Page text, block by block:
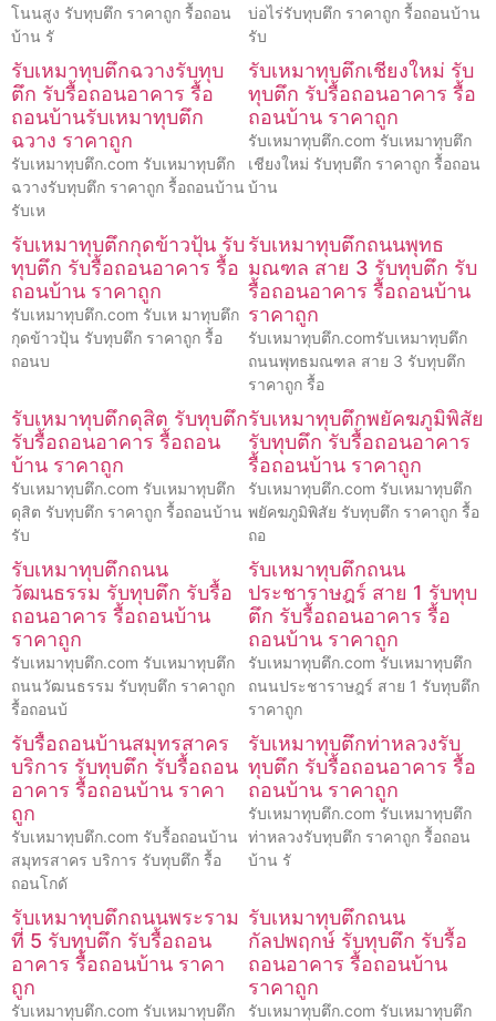
โนนสูง รับทุบตึก ราคาถูก รื้อถอน
บ้าน รั
บ่อไร่รับทุบตึก ราคาถูก รื้อถอนบ้าน
รับ
รับเหมาทุบตึกฉวางรับทุบ
ตึก รับรื้อถอนอาคาร รื้อ
ถอนบ้านรับเหมาทุบตึก
ฉวาง ราคาถูก
รับเหมาทุบตึก.com รับเหมาทุบตึก
ฉวางรับทุบตึก ราคาถูก รื้อถอนบ้าน
รับเห
รับเหมาทุบตึกเชียงใหม่ รับ
ทุบตึก รับรื้อถอนอาคาร รื้อ
ถอนบ้าน ราคาถูก
รับเหมาทุบตึก.com รับเหมาทุบตึก
เชียงใหม่ รับทุบตึก ราคาถูก รื้อถอน
บ้าน
รับเหมาทุบตึกกุดข้าวปุ้น รับ
ทุบตึก รับรื้อถอนอาคาร รื้อ
ถอนบ้าน ราคาถูก
รับเหมาทุบตึก.com รับเห มาทุบตึก
กุดข้าวปุ้น รับทุบตึก ราคาถูก รื้อ
ถอนบ
รับเหมาทุบตึกถนนพุทธ
มณฑล สาย 3 รับทุบตึก รับ
รื้อถอนอาคาร รื้อถอนบ้าน
ราคาถูก
รับเหมาทุบตึก.comรับเหมาทุบตึก
ถนนพุทธมณฑล สาย 3 รับทุบตึก
ราคาถูก รื้อ
รับเหมาทุบตึกดุสิต รับทุบตึก
รับรื้อถอนอาคาร รื้อถอน
บ้าน ราคาถูก
รับเหมาทุบตึก.com รับเหมาทุบตึก
ดุสิต รับทุบตึก ราคาถูก รื้อถอนบ้าน
รับ
รับเหมาทุบตึกพยัคฆภูมิพิสัย
รับทุบตึก รับรื้อถอนอาคาร
รื้อถอนบ้าน ราคาถูก
รับเหมาทุบตึก.com รับเหมาทุบตึก
พยัคฆภูมิพิสัย รับทุบตึก ราคาถูก รื้อ
ถอ
รับเหมาทุบตึกถนน
วัฒนธรรม รับทุบตึก รับรื้อ
ถอนอาคาร รื้อถอนบ้าน
ราคาถูก
รับเหมาทุบตึก.com รับเหมาทุบตึก
ถนนวัฒนธรรม รับทุบตึก ราคาถูก
รื้อถอนบ้
รับเหมาทุบตึกถนน
ประชาราษฎร์ สาย 1 รับทุบ
ตึก รับรื้อถอนอาคาร รื้อ
ถอนบ้าน ราคาถูก
รับเหมาทุบตึก.com รับเหมาทุบตึก
ถนนประชาราษฎร์ สาย 1 รับทุบตึก
ราคาถูก
รับรื้อถอนบ้านสมุทรสาคร
บริการ รับทุบตึก รับรื้อถอน
อาคาร รื้อถอนบ้าน ราคา
ถูก
รับเหมาทุบตึก.com รับรื้อถอนบ้าน
สมุทรสาคร บริการ รับทุบตึก รื้อ
ถอนโกดั
รับเหมาทุบตึกท่าหลวงรับ
ทุบตึก รับรื้อถอนอาคาร รื้อ
ถอนบ้าน ราคาถูก
รับเหมาทุบตึก.com รับเหมาทุบตึก
ท่าหลวงรับทุบตึก ราคาถูก รื้อถอน
บ้าน รั
รับเหมาทุบตึกถนนพระราม
ที่ 5 รับทุบตึก รับรื้อถอน
อาคาร รื้อถอนบ้าน ราคา
ถูก
รับเหมาทุบตึก.com รับเหมาทุบตึก
รับเหมาทุบตึกถนน
กัลปพฤกษ์ รับทุบตึก รับรื้อ
ถอนอาคาร รื้อถอนบ้าน
ราคาถูก
รับเหมาทุบตึก.com รับเหมาทุบตึก